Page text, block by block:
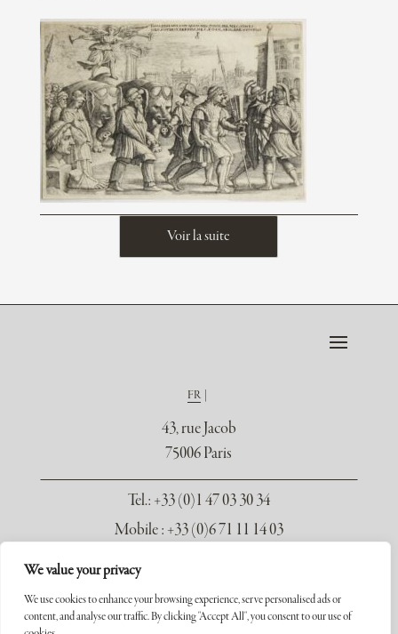
We value your privacy
We use cookies to enhance your browsing experience, serve personalised ads or
content, and analyse our traffic. By clicking "Accept All", you consent to our use of
Voir la suite
FR
43, rue Jacob
75006 Paris
Tel.: +33 (0)1 47 03 30 34
Mobile : +33 (0)6 71 11 14 03